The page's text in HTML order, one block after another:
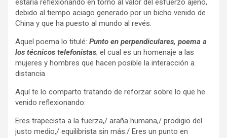
estaría reflexionando en torno al valor del esfuerzo ajeno,
debido al tiempo aciago generado por un bicho venido de
China y que ha puesto al mundo al revés.
Aquel poema lo titulé: Punto en perpendiculares, poema a
los técnicos telefonistas; el cual es un homenaje a las
mujeres y hombres que hacen posible la interacción a
distancia.
Aquí te lo comparto tratando de reforzar sobre lo que he
venido reflexionando:
Eres trapecista a la fuerza,/ araña humana,/ prodigio del
justo medio,/ equilibrista sin más./ Eres un punto en